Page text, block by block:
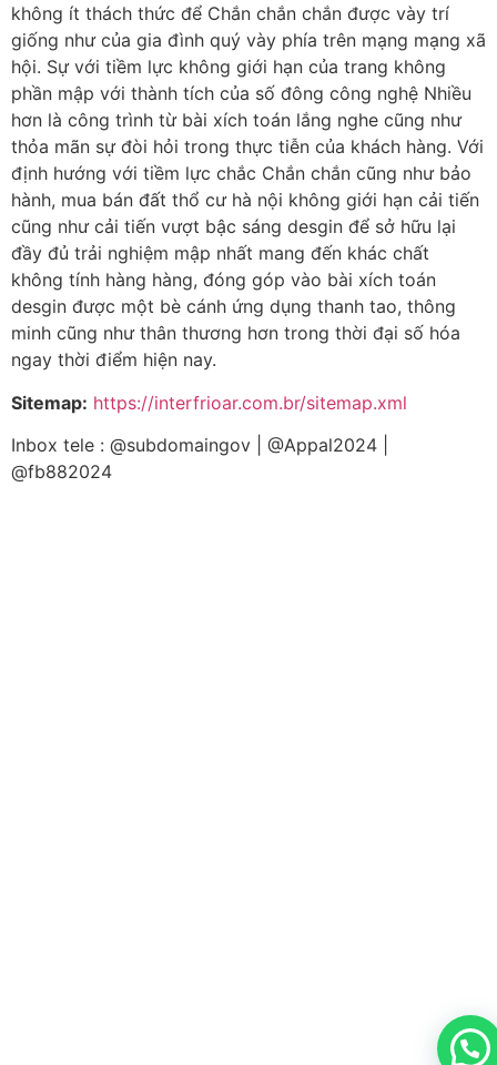
không ít thách thức để Chắn chắn chắn được vày trí
giống như của gia đình quý vày phía trên mạng mạng xã
hội. Sự với tiềm lực không giới hạn của trang không
phần mập với thành tích của số đông công nghệ Nhiều
hơn là công trình từ bài xích toán lắng nghe cũng như
thỏa mãn sự đòi hỏi trong thực tiễn của khách hàng. Với
định hướng với tiềm lực chắc Chắn chắn cũng như bảo
hành, mua bán đất thổ cư hà nội không giới hạn cải tiến
cũng như cải tiến vượt bậc sáng desgin để sở hữu lại
đầy đủ trải nghiệm mập nhất mang đến khác chất
không tính hàng hàng, đóng góp vào bài xích toán
desgin được một bè cánh ứng dụng thanh tao, thông
minh cũng như thân thương hơn trong thời đại số hóa
ngay thời điểm hiện nay.
Sitemap: https://interfrioar.com.br/sitemap.xml
Inbox tele : @subdomaingov | @Appal2024 |
@fb882024